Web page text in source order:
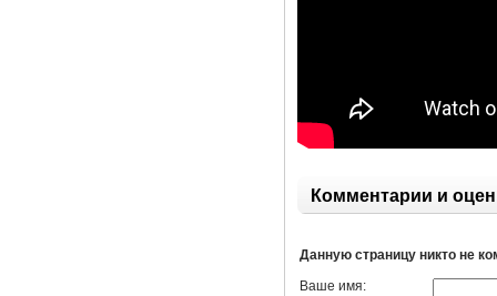
Комментарии и
Данную страницу никто не
Ваше имя: